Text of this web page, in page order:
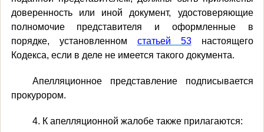
доверенность или иной документ, удостоверяющие
полномочие представителя и оформленные в
порядке, установленном статьей 53настоящего
Кодекса, если в деле не имеется такого документа.
Апелляционное представление подписывается
прокурором.
4. К апелляционной жалобе также прилагаются: